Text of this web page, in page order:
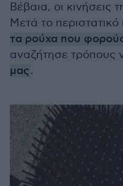
Βέβαια, οι κινήσεις
Μετά το
τα ρούχα που
αναζήτησε τρόπους
μας.